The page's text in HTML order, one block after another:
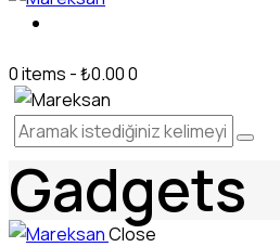
0 items -₺0.000
Gadgets
Close